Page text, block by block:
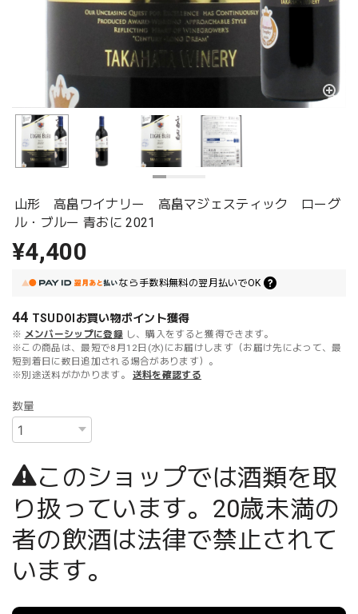
山形 高畠ワイナリー 高畠マジェスティック ローグ
ル・ブルー 青おに 2021
¥4,400
なら 手数料無料の翌月払いでOK
44 TSUDOIお買い物ポイント獲得
※ メンバーシップに登録 し、購入をすると獲得できます。
※この商品は、最短で8月12日(水)にお届けします（お届け先によって、最
短到着日に数日追加される場合があります）。
※別途送料がかかります。
送料を確認する
数量
このショップでは酒類を取
り扱っています。20歳未満の
者の飲酒は法律で禁止されて
います。